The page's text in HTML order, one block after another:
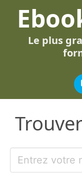
Le plus